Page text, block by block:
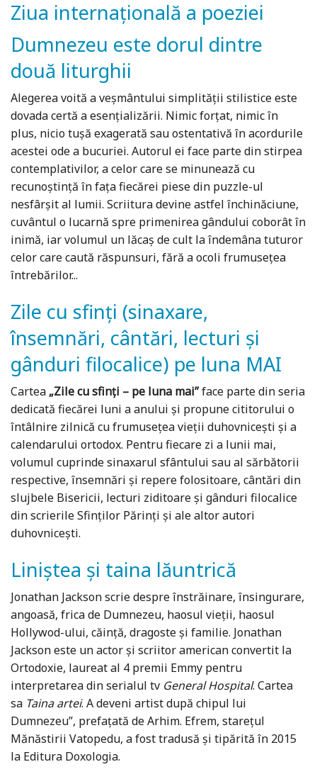
Ziua internațională a poeziei
Dumnezeu este dorul dintre
două liturghii
Alegerea voită a veșmântului simplității stilistice este
dovada certă a esențializării. Nimic forțat, nimic în
plus, nicio tușă exagerată sau ostentativă în acordurile
acestei ode a bucuriei. Autorul ei face parte din stirpea
contemplativilor, a celor care se minunează cu
recunoștință în fața fiecărei piese din puzzle-ul
nesfârșit al lumii. Scriitura devine astfel închinăciune,
cuvântul o lucarnă spre primenirea gândului coborât în
inimă, iar volumul un lăcaș de cult la îndemâna tuturor
celor care caută răspunsuri, fără a ocoli frumusețea
întrebărilor...
Zile cu sfinți (sinaxare,
însemnări, cântări, lecturi şi
gânduri filocalice) pe luna MAI
Cartea „Zile cu sfinți – pe luna mai”face parte din seria
dedicată fiecărei luni a anului și propune cititorului o
întâlnire zilnică cu frumusețea vieții duhovnicești și a
calendarului ortodox. Pentru fiecare zi a lunii mai,
volumul cuprinde sinaxarul sfântului sau al sărbătorii
respective, însemnări și repere folositoare, cântări din
slujbele Bisericii, lecturi ziditoare și gânduri filocalice
din scrierile Sfinților Părinți și ale altor autori
duhovnicești.
Liniștea și taina lăuntrică
Jonathan Jackson scrie despre înstrăinare, însingurare,
angoasă, frica de Dumnezeu, haosul vieții, haosul
Hollywod-ului, căință, dragoste și familie. Jonathan
Jackson este un actor şi scriitor american convertit la
Ortodoxie, laureat al 4 premii Emmy pentru
interpretarea din serialul tv General Hospital. Cartea
sa Taina artei. A deveni artist după chipul lui
Dumnezeu”, prefaţată de Arhim. Efrem, stareţul
Mănăstirii Vatopedu, a fost tradusă şi tipărită în 2015
la Editura Doxologia.